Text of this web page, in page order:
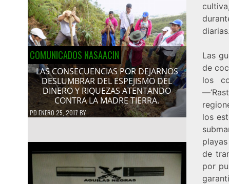
COMUNICADOS NASAACIN
LAS CONSECUENCIAS POR DEJARNOS
DESLUMBRAR DEL ESPEJISMO DEL
DINERO Y RIQUEZAS ATENTANDO
CONTRA LA MADRE TIERRA.
PDENERO 25, 2017 BY
diarias.
Las
de
los
los
de
por